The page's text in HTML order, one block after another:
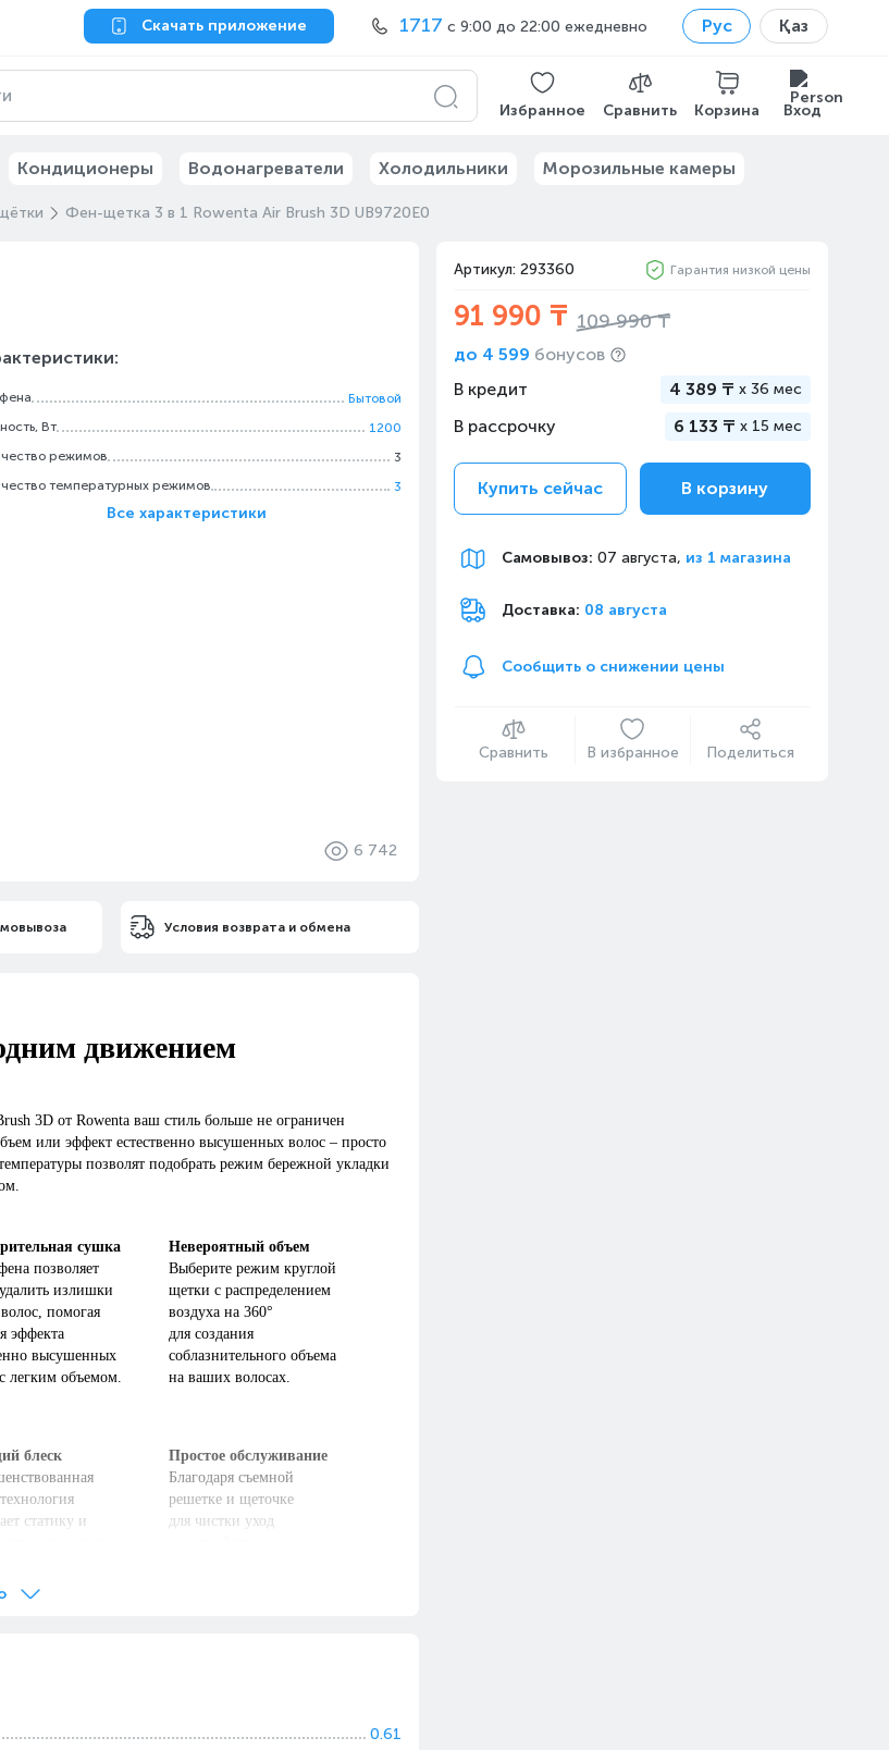
Скачать приложение 1717 с 9:00 до 22:00 ежедневно Рус Қаз
Избранное Сравнить Корзина Вход
Кондиционеры Водонагреватели Холодильники Морозильные камеры
Фен-щетка 3 в 1 Rowenta Air Brush 3D UB9720E0
Бытовой
Вт
1200
режимов
3
температурных режимов
3
Все характеристики
6 742
Артикул: 293360 Гарантия низкой цены
91 990 ₸ 109 990 ₸
до 4 599 бонусов
В кредит
4 389 ₸ x 36 мес
В рассрочку 6 133 ₸ x 15 мес
Купить сейчас В корзину
Самовывоз: 07 августа, из 1 магазина
Доставка: 08 августа
Сообщить о снижении цены
Сравнить В избранное Поделиться
Условия возврата и обмена
движением
3D от Rowenta ваш стиль больше не ограничен
или эффект естественно высушенных волос – просто
позволят подобрать режим бережной укладки
сушка
позволяет
излишки
помогая
эффекта
высушенных
легким объемом.
Невероятный объем
Выберите режим круглой
щетки с распределением
воздуха на 360°
для создания
соблазнительного объема
на ваших волосах.
блеск
статику и
и
Простое обслуживание
Благодаря съемной
решетке и щеточке
для чистки уход
0.61